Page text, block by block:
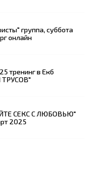
группа, суббота
онлайн
тренинг в Екб
СЕКС С ЛЮБОВЬЮ"
2025